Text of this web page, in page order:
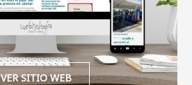
VER SITIO WEB